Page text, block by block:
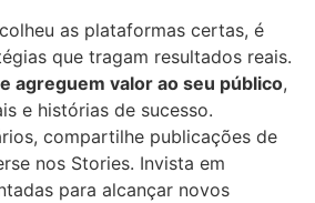
as plataformas certas, é
que tragam resultados reais.
agreguem valor ao seu público,
e histórias de sucesso.
compartilhe publicações de
nos Stories. Invista em
para alcançar novos